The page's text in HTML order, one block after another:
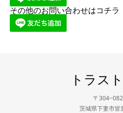
その他のお問い合わせはコチラ
トラス
〒
茨城県下妻市皆